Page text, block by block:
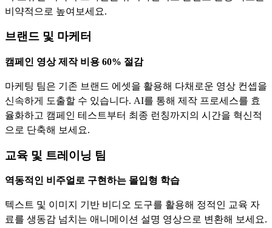
비약적으로 높여보세요.
브랜드 및 마케터
캠페인 영상 제작 비용 60% 절감
마케팅 팀은 기존 브랜드 에셋을 활용해 다채로운 영상 컨셉을
신속하게 도출할 수 있습니다. AI를 통해 제작 프로세스를 효
율화하고 캠페인 테스트부터 최종 런칭까지의 시간을 혁신적
으로 단축해 보세요.
교육 및 트레이닝 팀
역동적인 비주얼로 구현하는 몰입형 학습
텍스트 및 이미지 기반 비디오 도구를 활용해 정적인 교육 자
료를 생동감 넘치는 애니메이션 설명 영상으로 변환해 보세요.